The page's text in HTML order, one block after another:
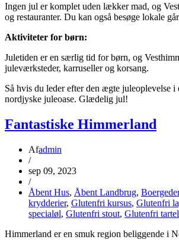
Ingen jul er komplet uden lækker mad, og
og restauranter. Du kan også besøge lokale
Aktiviteter for børn:
Juletiden er en særlig tid for børn, og
juleværksteder, karruseller og korsang.
Så hvis du leder efter den ægte juleoplevelse
nordjyske juleoase. Glædelig jul!
Fantastiske Himmerland
Afadmin
/
sep 09, 2023
/
Åbent Hus, Åbent Landbrug, Boergeder
krydderier, Glutenfri kursus, Glutenfri
specialøl, Glutenfri stout, Glutenfri
Himmerland er en smuk region beliggende i